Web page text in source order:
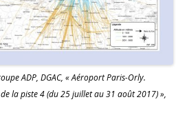
ADP, DGAC, « Aéroport Paris-Orly.
la piste 4 (du 25 juillet au 31 août 2017) »,